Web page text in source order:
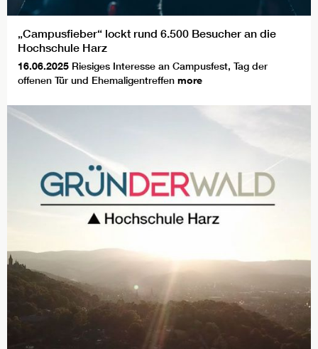
„Campusfieber“ lockt rund 6.500 Besucher an die
Hochschule Harz
16.06.2025 Riesiges Interesse an Campusfest, Tag der
offenen Tür und Ehemaligentreffen more